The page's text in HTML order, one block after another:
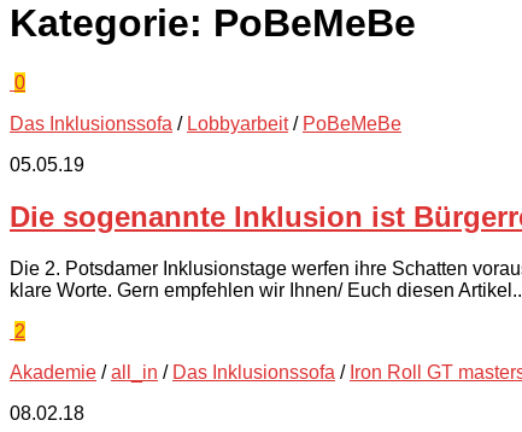
Kategorie: PoBeMeBe
0
Das Inklusionssofa / Lobbyarbeit/ PoBeMeBe
05.05.19
Die sogenannte Inklusion ist
Die 2. Potsdamer Inklusionstage werfen ihre Schatten
klare Worte. Gern empfehlen wir Ihnen/ Euch diesen
2
Akademie /all_in / Das Inklusionssofa / Iron Roll GT
08.02.18